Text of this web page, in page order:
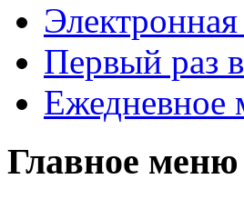
Первый раз
Ежедневное
Главное меню